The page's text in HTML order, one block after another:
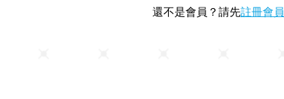
還不是會員？請先註冊會員